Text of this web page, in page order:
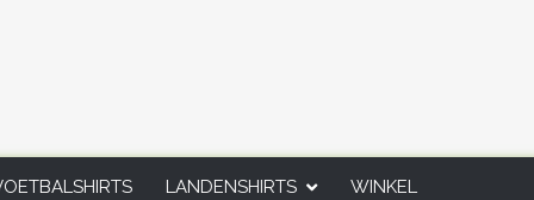
LANDENSHIRTS WINKEL